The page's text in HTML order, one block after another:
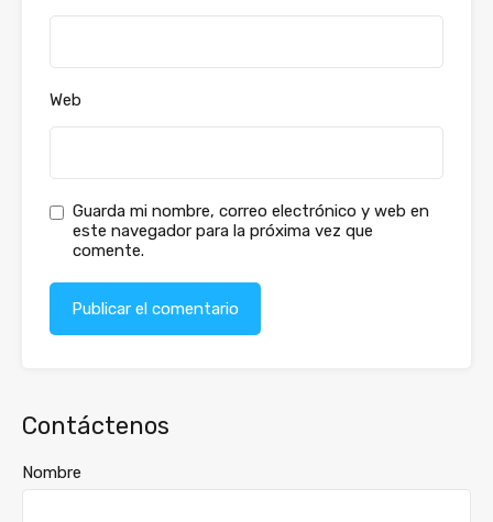
Web
Guarda mi nombre, correo electrónico y web en
este navegador para la próxima vez que
comente.
Contáctenos
Nombre